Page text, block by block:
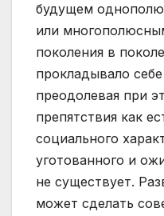
будущем
или
поколения в
прокладывало
преодолевая при
препятствия как
социального
уготованного и
не существует.
может сделать